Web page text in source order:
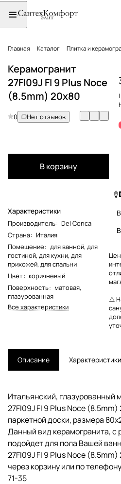
Главная Каталог Плитка и
Керамогранит
27FI09J FI 9 Plus Noce
(8.5mm) 20х80
0 Нет отзывов
В корзину
Характеристики
Производитель: Del Conca
Страна: Италия
Помещение: для ванной, для
гостиной, для кухни, для
прихожей, для спальни
Цвет: коричневый
Поверхность: матовая,
глазурованная
Все характеристики
⚠️
Описание Характеристики
Итальянский, глазурованный
27FI09J FI 9 Plus Noce
паркетной доски, размера
Данный вид керамогранита, с
подойдет для пола Вашей
27FI09J FI 9 Plus Noce
через корзину или по
71-35